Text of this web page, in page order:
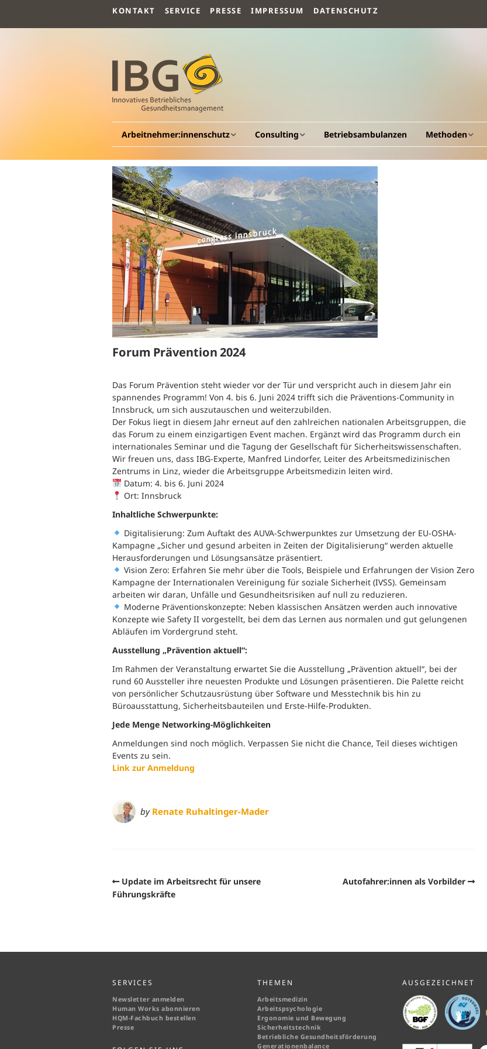
KONTAKT SERVICE PRESSE IMPRESSUM DATENSCHUTZ
Arbeitnehmer:innenschutz
Allgemeines
Arbeitsmedizin
Arbeitspsychologie
Arbeitssicherheit
Ergonomie und Bewegung
Gesundheitsüberwachung
Consulting
Allgemeines
Gesundheitscockpit &
Gesundheitsportal
Betriebliche
Gesundheitsförderung
Befragung und Analyse
Gesundheitstage
Generationenbalance
Beratung und Coaching
Seminare und
Workshops
Betriebsambulanzen Methoden
Arbeitsvermögen
Forum Prävention 2024
Das Forum Prävention steht wieder vor der Tür und verspricht auch in diesem Jahr ein
spannendes Programm! Von 4. bis 6. Juni 2024 trifft sich die Präventions-Community in
Innsbruck, um sich auszutauschen und weiterzubilden.
Der Fokus liegt in diesem Jahr erneut auf den zahlreichen nationalen Arbeitsgruppen, die
das Forum zu einem einzigartigen Event machen. Ergänzt wird das Programm durch ein
internationales Seminar und die Tagung der Gesellschaft für Sicherheitswissenschaften.
Wir freuen uns, dass IBG-Experte, Manfred Lindorfer, Leiter des Arbeitsmedizinischen
Zentrums in Linz, wieder die Arbeitsgruppe Arbeitsmedizin leiten wird.
Datum: 4. bis 6. Juni 2024
Ort: Innsbruck
Inhaltliche Schwerpunkte:
Digitalisierung: Zum Auftakt des AUVA-Schwerpunktes zur Umsetzung der EU-OSHA-
Kampagne „Sicher und gesund arbeiten in Zeiten der Digitalisierung“ werden aktuelle
Herausforderungen und Lösungsansätze präsentiert.
Vision Zero: Erfahren Sie mehr über die Tools, Beispiele und Erfahrungen der Vision Zero
Kampagne der Internationalen Vereinigung für soziale Sicherheit (IVSS). Gemeinsam
arbeiten wir daran, Unfälle und Gesundheitsrisiken auf null zu reduzieren.
Moderne Präventionskonzepte: Neben klassischen Ansätzen werden auch innovative
Konzepte wie Safety II vorgestellt, bei dem das Lernen aus normalen und gut gelungenen
Abläufen im Vordergrund steht.
Ausstellung „Prävention aktuell“:
Im Rahmen der Veranstaltung erwartet Sie die Ausstellung „Prävention aktuell“, bei der
rund 60 Aussteller ihre neuesten Produkte und Lösungen präsentieren. Die Palette reicht
von persönlicher Schutzausrüstung über Software und Messtechnik bis hin zu
Büroausstattung, Sicherheitsbauteilen und Erste-Hilfe-Produkten.
Jede Menge Networking-Möglichkeiten
Anmeldungen sind noch möglich. Verpassen Sie nicht die Chance, Teil dieses wichtigen
Events zu sein.
Link zur Anmeldung
by Renate Ruhaltinger-Mader
Update im Arbeitsrecht für unsere
Führungskräfte
Autofahrer:innen als Vorbilder
SERVICES
Newsletter anmelden
Human Works abonnieren
HQM-Fachbuch bestellen
Presse
THEMEN
Arbeitsmedizin
Arbeitspsychologie
Ergonomie und Bewegung
Sicherheitstechnik
Betriebliche Gesundheitsförderung
Generationenbalance
AUSGEZEICHNET